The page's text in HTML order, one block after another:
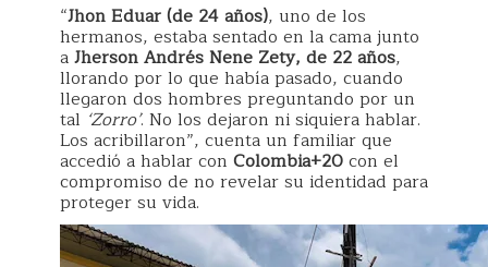
“Jhon Eduar (de 24 años), uno de los
hermanos, estaba sentado en la cama junto
aJherson Andrés Nene Zety, de 22 años,
llorando por lo que había pasado, cuando
llegaron dos hombres preguntando por un
tal ‘Zorro’. No los dejaron ni siquiera hablar.
Los acribillaron”, cuenta un familiar que
accedió a hablar con Colombia+20con el
compromiso de no revelar su identidad para
proteger su vida.